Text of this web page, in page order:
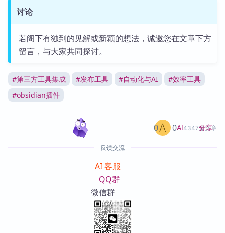
讨论
若阁下有独到的见解或新颖的想法，诚邀您在文章下方
留言，与大家共同探讨。
#第三方工具集成 #发布工具 #自动化与AI #效率工具
#obsidian插件
AI4347篇文章
0 0 分享
反馈交流
AI 客服
QQ群
微信群